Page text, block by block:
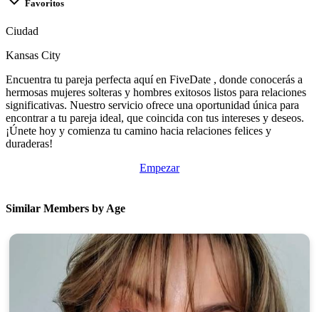
Favoritos
Ciudad
Kansas City
Encuentra tu pareja perfecta aquí en FiveDate , donde conocerás a
hermosas mujeres solteras y hombres exitosos listos para relaciones
significativas. Nuestro servicio ofrece una oportunidad única para
encontrar a tu pareja ideal, que coincida con tus intereses y deseos.
¡Únete hoy y comienza tu camino hacia relaciones felices y
duraderas!
Empezar
Similar Members by Age
×10 more visibility